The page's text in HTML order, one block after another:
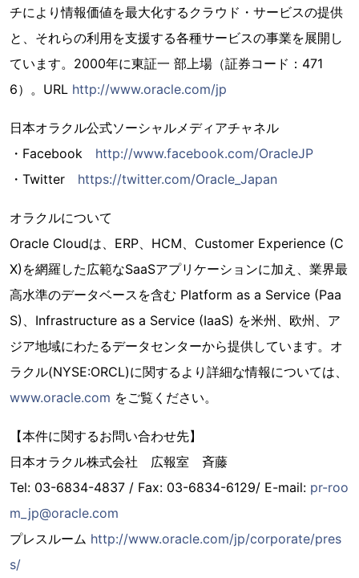
チにより情報価値を最大化するクラウド・サービスの提供
と、それらの利用を支援する各種サービスの事業を展開し
ています。2000年に東証一 部上場（証券コード：471
6）。URL http://www.oracle.com/jp
日本オラクル公式ソーシャルメディアチャネル
・Facebook http://www.facebook.com/OracleJP
・Twitter https://twitter.com/Oracle_Japan
オラクルについて
Oracle Cloudは、ERP、HCM、Customer Experience (C
X)を網羅した広範なSaaSアプリケーションに加え、業界最
高水準のデータベースを含む Platform as a Service (Paa
S)、Infrastructure as a Service (IaaS) を米州、欧州、ア
ジア地域にわたるデータセンターから提供しています。オ
ラクル(NYSE:ORCL)に関するより詳細な情報については、
www.oracle.com をご覧ください。
【本件に関するお問い合わせ先】
日本オラクル株式会社 広報室 斉藤
Tel: 03-6834-4837 / Fax: 03-6834-6129/ E-mail: pr-roo
m_jp@oracle.com
プレスルーム http://www.oracle.com/jp/corporate/pres
s/